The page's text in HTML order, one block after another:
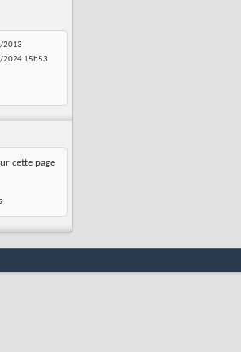
2013
2024 15h53
cette page